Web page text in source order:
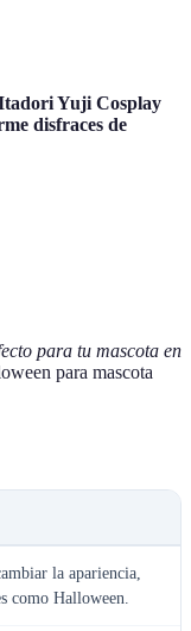
Yuji Cosplay
disfraces de
para tu mascota en
para mascota
la apariencia,
como Halloween.